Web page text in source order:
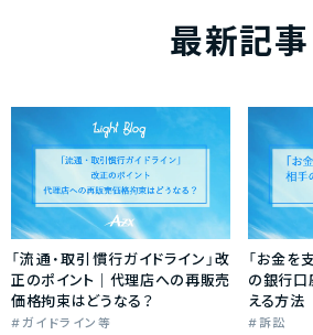
最新記事
「流通・取引慣行ガイドライン」改
正のポイント｜代理店への再販売
価格拘束はどうなる？
ガイドライン等
「お金を
の銀行口
える方法
訴訟